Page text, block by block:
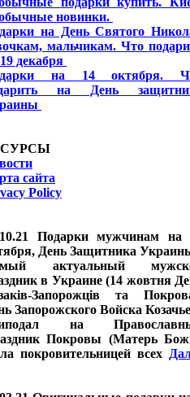
новинки.
на День Святого
мальчикам. Что
декабря
на 14 октября.
на День
сайта
Policy
Подарки мужчинам на
День Защитника
актуальный
в Украине (14 жовтня
Запорожців та
Запорожского Войска
на
Покровы (Матерь
покровительницей всех